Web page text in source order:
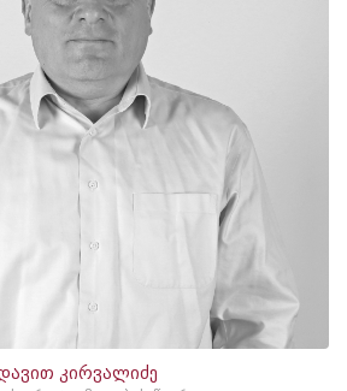
კირვალიძე